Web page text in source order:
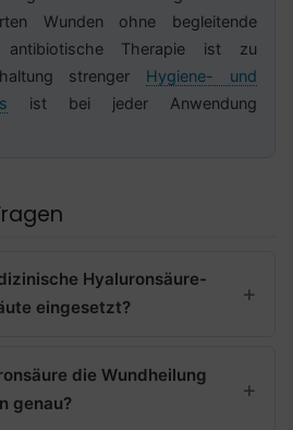
Wunden ohne begleitende
antibiotische Therapie ist zu
strenger Hygiene- und
ist bei jeder Anwendung
Hyaluronsäure-
eingesetzt?
die Wundheilung
genau?